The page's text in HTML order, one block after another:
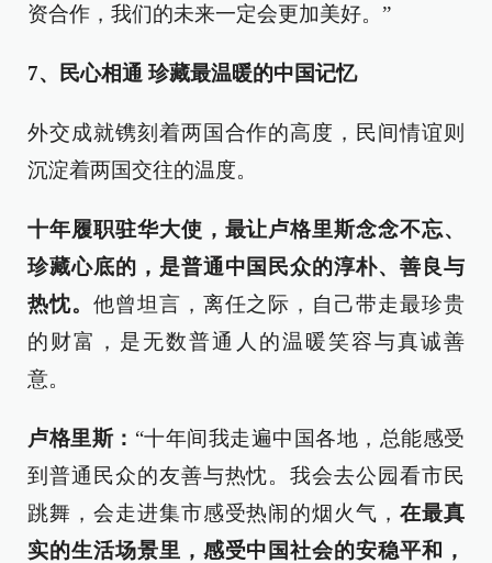
资合作，我们的未来一定会更加美好。”
7、民心相通 珍藏最温暖的中国记忆
外交成就镌刻着两国合作的高度，民间情谊则
沉淀着两国交往的温度。
十年履职驻华大使 ，最让卢格里斯念念不忘、
珍藏心底的，是普通中国民众的淳朴、善良与
热忱。 他曾坦言，离任之际，自己带走最珍贵
的财富，是无数普通人的温暖笑容与真诚善
意。
卢格里斯： “十年间我走遍中国各地，总能感受
到普通民众的友善与热忱。我会去公园看市民
跳舞，会走进集市感受热闹的烟火气，在最真
实的生活场景里，感受中国社会的安稳平和，